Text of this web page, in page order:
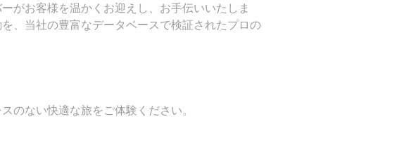
がお客様を温かくお迎えし、お手伝いいたしま
、当社の豊富なデータベースで検証されたプロの
のない快適な旅をご体験ください。